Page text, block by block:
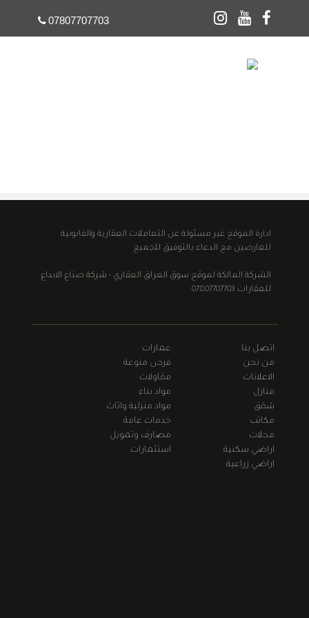
07807707703
ادارة الموقع غير مسئولة عن التعاملات العقارية والقانونية
للعارضين مع الدعاء بالتوفيق للجميع
الشركة المالكة لموقع سوق العراق العقاري - شركة صناع الابداع
للعقارات 07807707703
اتصل بنا
من نحن
الاعلانات
منازل
شقق
مكاتب
محلات
اراضي سكنية
اراضي زراعية
عمارات
فرص منوعة
مقاولات
مواد بناء
مواد منزلية واثاث
خدمات عامة
مصارف وتمويل
استثمارات